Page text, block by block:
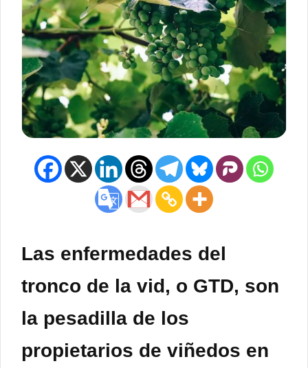
Las enfermedades del
tronco de la vid, o GTD, son
la pesadilla de los
propietarios de viñedos en